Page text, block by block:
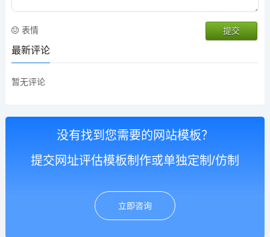
表情
最新评论
暂无评论
没有找到您需要的网站模板？
提交网址评估模板制作或单独定制/仿制
立即咨询